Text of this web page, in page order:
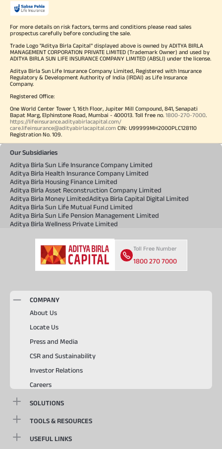
For more details on risk factors, terms and conditions please read sales
prospectus carefully before concluding the sale.
Trade Logo "Aditya Birla Capital" displayed above is owned by ADITYA BIRLA
MANAGEMENT CORPORATION PRIVATE LIMITED (Trademark Owner) and used by
ADITYA BIRLA SUN LIFE INSURANCE COMPANY LIMITED (ABSLI) under the license.
Aditya Birla Sun Life Insurance Company Limited, Registered with Insurance
Regulatory & Development Authority of India (IRDAI) as Life Insurance
Company.
Registered Office:
One World Center Tower 1, 16th Floor, Jupiter Mill Compound, 841, Senapati
Bapat Marg, Elphinstone Road, Mumbai - 400013. Toll free no. 1800-270-7000.
https://lifeinsurance.adityabirlacapital.com/
care.lifeinsurance@adityabirlacapital.com CIN: U99999MH2000PLC128110
Registration No. 109.
Our Subsidiaries
Aditya Birla Sun Life Insurance Company Limited
Aditya Birla Health Insurance Company Limited
Aditya Birla Housing Finance Limited
Aditya Birla Asset Reconstruction Company Limited
Aditya Birla Money LimitedAditya Birla Capital Digital Limited
Aditya Birla Sun Life Mutual Fund Limited
Aditya Birla Sun Life Pension Management Limited
Aditya Birla Wellness Private Limited
Toll Free Number
1800 270 7000
COMPANY
About Us
Locate Us
Press and Media
CSR and Sustainability
Investor Relations
Careers
SOLUTIONS
TOOLS & RESOURCES
USEFUL LINKS